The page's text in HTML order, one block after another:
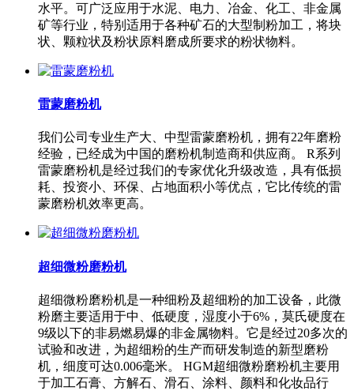
水平。可广泛应用于水泥、电力、冶金、化工、非金属
矿等行业，特别适用于各种矿石的大型制粉加工，将块
状、颗粒状及粉状原料磨成所要求的粉状物料。
雷蒙磨粉机
我们公司专业生产大、中型雷蒙磨粉机，拥有22年磨粉
经验，已经成为中国的磨粉机制造商和供应商。 R系列
雷蒙磨粉机是经过我们的专家优化升级改造，具有低损
耗、投资小、环保、占地面积小等优点，它比传统的雷
蒙磨粉机效率更高。
超细微粉磨粉机
超细微粉磨粉机是一种细粉及超细粉的加工设备，此微
粉磨主要适用于中、低硬度，湿度小于6%，莫氏硬度在
9级以下的非易燃易爆的非金属物料。它是经过20多次的
试验和改进，为超细粉的生产而研发制造的新型磨粉
机，细度可达0.006毫米。 HGM超细微粉磨粉机主要用
于加工石膏、方解石、滑石、涂料、颜料和化妆品行